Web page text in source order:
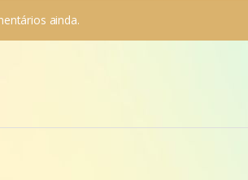
ainda.